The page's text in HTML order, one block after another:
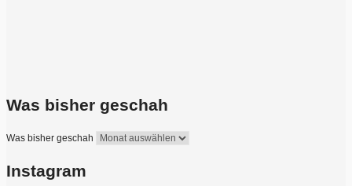
Was bisher geschah
Was bisher geschah
Instagram